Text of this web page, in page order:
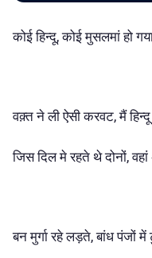
कोई हिन्दू, कोई मुसलमां हो
वक़्त ने ली ऐसी करवट, मैं
जिस दिल मे रहते थे दोनों, वहां
बन मुर्गा रहे लड़ते, बांध पंजों